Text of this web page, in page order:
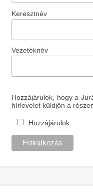
Keresztnév
Vezetéknév
Hozzájárulok, hogy a
hírlevelet küldjön a
Hozzájárulok.